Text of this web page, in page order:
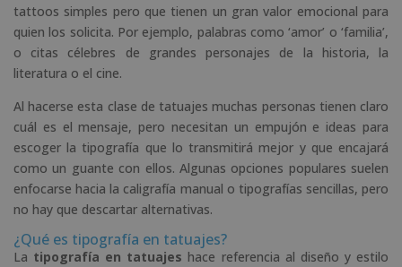
tattoos simples pero que tienen un gran valor emocional para
quien los solicita. Por ejemplo, palabras como ‘amor’ o ‘familia’,
o citas célebres de grandes personajes de la historia, la
literatura o el cine.
Al hacerse esta clase de tatuajes muchas personas tienen claro
cuál es el mensaje, pero necesitan un empujón e ideas para
escoger la tipografía que lo transmitirá mejor y que encajará
como un guante con ellos. Algunas opciones populares suelen
enfocarse hacia la caligrafía manual o tipografías sencillas, pero
no hay que descartar alternativas.
¿Qué es tipografía en tatuajes?
La tipografía en tatuajes hace referencia al diseño y estilo